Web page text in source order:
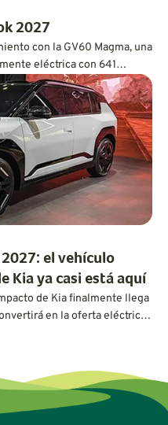
2027
con la GV60 Magma, una
eléctrica con 641
pista.
el vehículo
Kia ya casi está aquí
de Kia finalmente llega
en la oferta eléctrica